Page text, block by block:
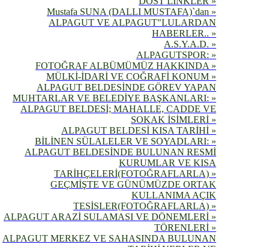
Mustafa SUNA (DALLI MUSTAFA)`dan »
ALPAGUT VE ALPAGUT"LULARDAN
HABERLER.. »
A.S.Y.A.D. »
ALPAGUTSPOR: »
FOTOĞRAF ALBÜMÜMÜZ HAKKINDA »
MÜLKİ-İDARİ VE COĞRAFİ KONUM »
ALPAGUT BELDESİNDE GÖREV YAPAN
MUHTARLAR VE BELEDİYE BAŞKANLARI: »
ALPAGUT BELDESİ; MAHALLE, CADDE VE
SOKAK İSİMLERİ »
ALPAGUT BELDESİ KISA TARİHİ »
BİLİNEN SÜLALELER VE SOYADLARI: »
ALPAGUT BELDESİNDE BULUNAN RESMİ
KURUMLAR VE KISA
TARİHÇELERİ(FOTOĞRAFLARLA) »
GEÇMİŞTE VE GÜNÜMÜZDE ORTAK
KULLANIMA AÇIK
TESİSLER(FOTOĞRAFLARLA) »
ALPAGUT ARAZİ SULAMASI VE DÖNEMLERİ »
TÖRENLERİ »
ALPAGUT MERKEZ VE SAHASINDA BULUNAN